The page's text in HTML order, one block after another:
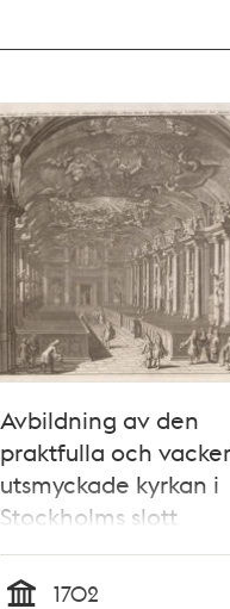
Avbildning av den
praktfulla och
utsmyckade kyrkan i
Stockholms slott
1702